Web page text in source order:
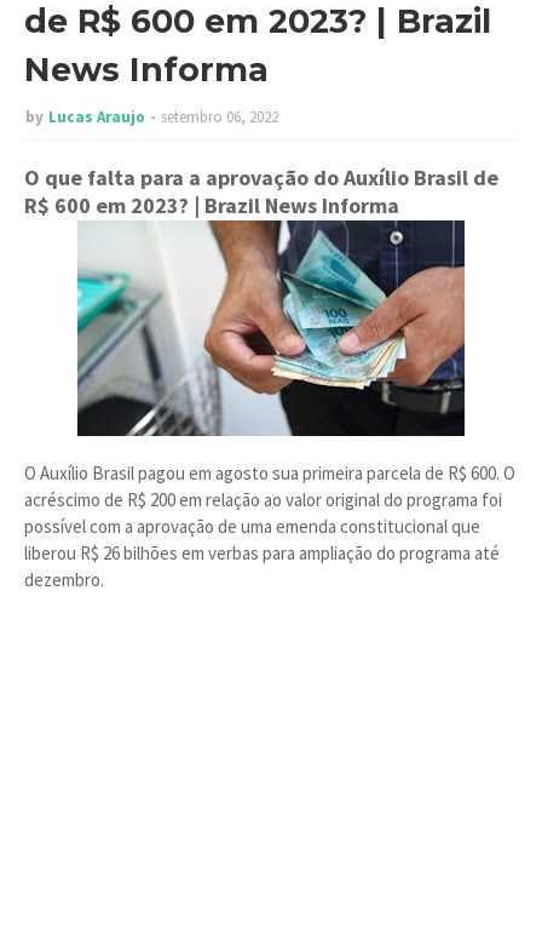
de R$ 600 em 2023? | Brazil
News Informa
by Lucas Araujo setembro 06, 2022
O que falta para a aprovação do Auxílio Brasil de
R$ 600 em 2023? | Brazil News Informa
O Auxílio Brasil pagou em agosto sua primeira parcela de R$ 600. O
acréscimo de R$ 200 em relação ao valor original do programa foi
possível com a aprovação de uma emenda constitucional que
liberou R$ 26 bilhões em verbas para ampliação do programa até
dezembro.